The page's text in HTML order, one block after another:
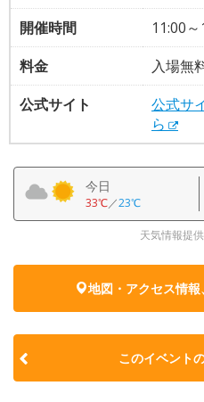
開催時間
11:00
料金
入場無
公式サイト
公式サ
ら
今日
33℃／23℃
天気情報提
地図・アクセス情
このイベント